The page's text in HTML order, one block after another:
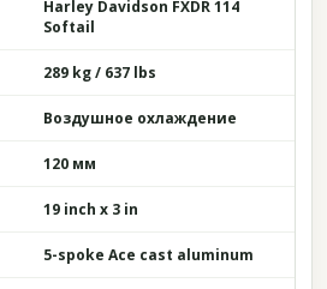
Harley Davidson FXDR 114
Softail
289 kg / 637 lbs
Воздушное охлаждение
120 мм
19 inch x 3 in
5-spoke Ace cast aluminum